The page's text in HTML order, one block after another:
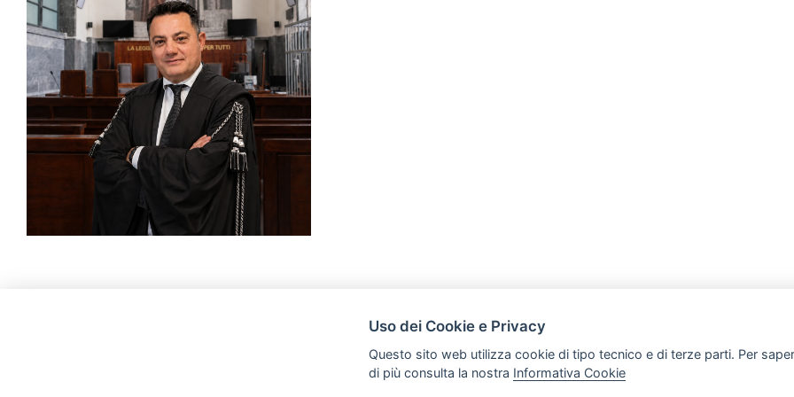
ARTICOLI
Uso dei Cookie e Privacy
Questo sito web utilizza cookie di tipo tecnico e di terze parti. Per
di più consulta la nostra Informativa Cookie